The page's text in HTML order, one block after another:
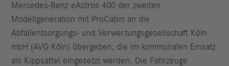
Mercedes-Benz eActros 400 der zweiten
Modellgeneration mit ProCabin an die
Abfallentsorgungs- und Verwertungsgesellschaft Köln
mbH (AVG Köln) übergeben, die im kommunalen Einsatz
als Kippsattel eingesetzt werden. Die Fahrzeuge